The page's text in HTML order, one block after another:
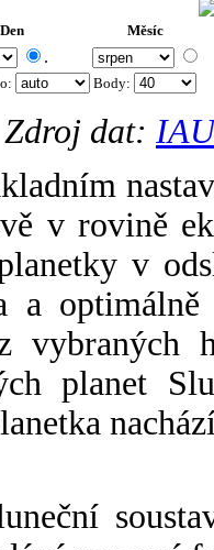
Den Měsíc
.
Body:
Zdroj dat:
v rovině
v
a
vybraných
planet